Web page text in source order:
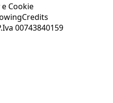
Cookie
Credits
00743840159